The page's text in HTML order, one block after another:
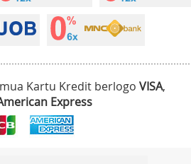
Kartu Kredit berlogo VISA,
Express